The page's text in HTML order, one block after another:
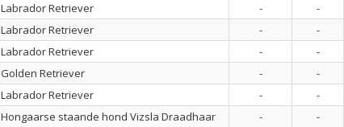
Labrador Retriever -
-
Labrador Retriever -
-
Labrador Retriever -
-
Golden Retriever -
-
Labrador Retriever -
-
Hongaarse staande hond Vizsla Draadhaar - -